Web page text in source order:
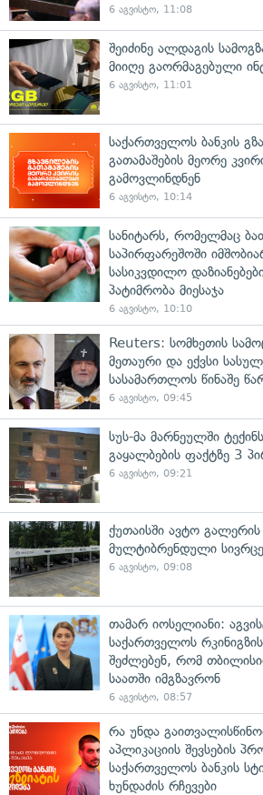
6 აგვისტო, 11:08
შეიძინე ალდაგის
მიიღე გაორმაგებული
6 აგვისტო, 11:01
საქართველოს ბანკის
გათამაშების მეორე
გამოვლინდნენ
6 აგვისტო, 10:14
სანიტარს, რომელმაც
საპირფარეშოში
სასიკვდილო
პატიმრობა მიესაჯა
6 აგვისტო, 10:10
Reuters: სომხეთის
მეთაური და ექვსი
სასამართლოს წინაშე
6 აგვისტო, 09:45
სუს-მა მარნეულში
გაყალბების ფაქტზე 3
6 აგვისტო, 09:21
ქუთაისში ავტო
მულტიბრენდული სივრცე
6 აგვისტო, 09:08
თამარ იოსელიანი:
საქართველოს
შეძლებენ, რომ
საათში იმგზავრონ
6 აგვისტო, 08:57
რა უნდა
აპლიკაციის შევსების
საქართველოს ბანკის
ხუნდაძის რჩევები